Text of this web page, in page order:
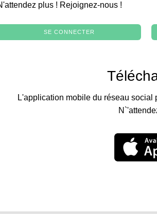
plus ! Rejoignez-nous !
SE CONNECTER
L'application mobile du réseau social